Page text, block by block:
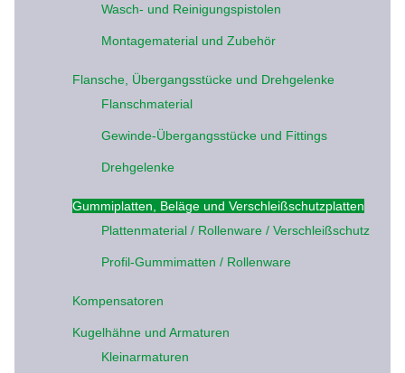
Wasch- und Reinigungspistolen
Montagematerial und Zubehör
Flansche, Übergangsstücke und Drehgelenke
Flanschmaterial
Gewinde-Übergangsstücke und Fittings
Drehgelenke
Gummiplatten, Beläge und Verschleißschutzplatten
Plattenmaterial / Rollenware / Verschleißschutz
Profil-Gummimatten / Rollenware
Kompensatoren
Kugelhähne und Armaturen
Kleinarmaturen